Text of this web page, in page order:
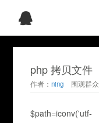
php 拷贝文件
作者：ning 围观群
$path=iconv('utf-